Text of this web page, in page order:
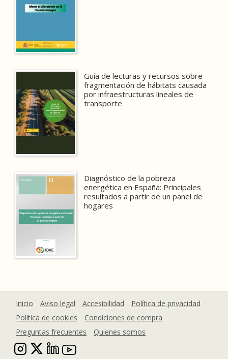
Guía de lecturas y recursos sobre
fragmentación de hábitats causada
por infraestructuras lineales de
transporte
Diagnóstico de la pobreza
energética en España: Principales
resultados a partir de un panel de
hogares
Inicio Aviso legal Accesibilidad
Política de privacidad
Política de cookies
Condiciones de compra
Preguntas frecuentes
Quienes somos